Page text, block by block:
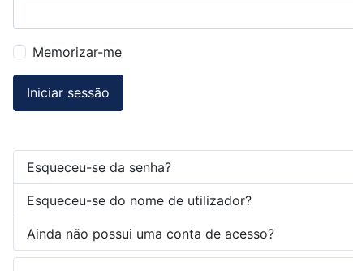
Memorizar-me
Iniciar sessão
Esqueceu-se da senha?
Esqueceu-se do nome de utilizador?
Ainda não possui uma conta de acesso?